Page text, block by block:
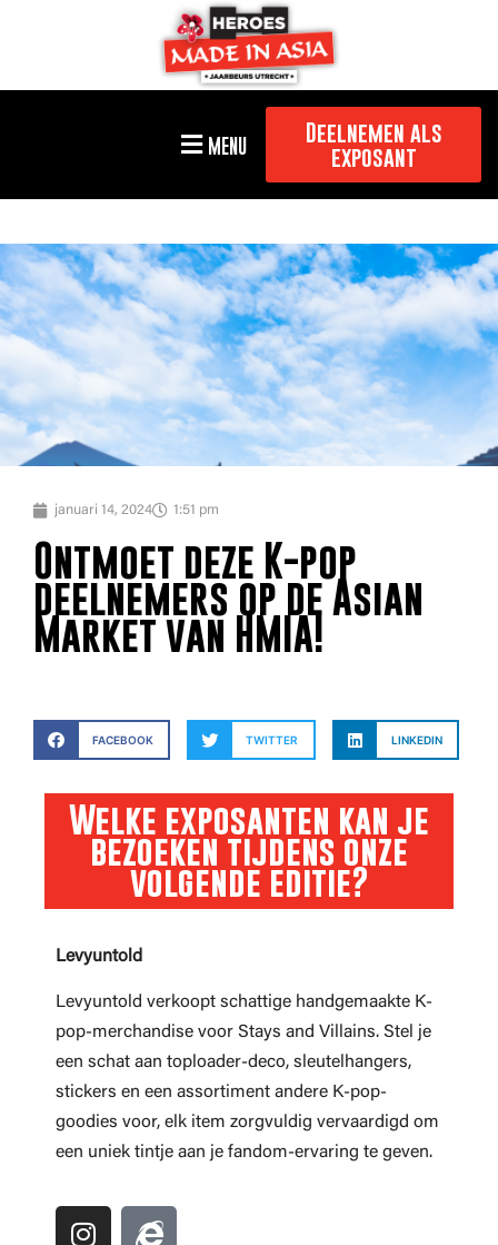
MENU
Deelnemen als
exposant
januari 14, 2024 1:51 pm
Ontmoet deze K-pop
deelnemers op de Asian
Market van HMIA!
FACEBOOK TWITTER LINKEDIN
Welke exposanten kan je
bezoeken tijdens onze
volgende editie?
Levyuntold
Levyuntold verkoopt schattige handgemaakte K-
pop-merchandise voor Stays and Villains. Stel je
een schat aan toploader-deco, sleutelhangers,
stickers en een assortiment andere K-pop-
goodies voor, elk item zorgvuldig vervaardigd om
een ​​uniek tintje aan je fandom-ervaring te geven.